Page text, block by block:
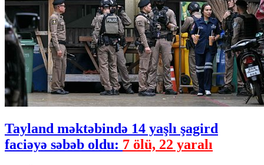
Tayland məktəbində 14 yaşlı şagird
faciəyə səbəb oldu: 7 ölü, 22 yaralı